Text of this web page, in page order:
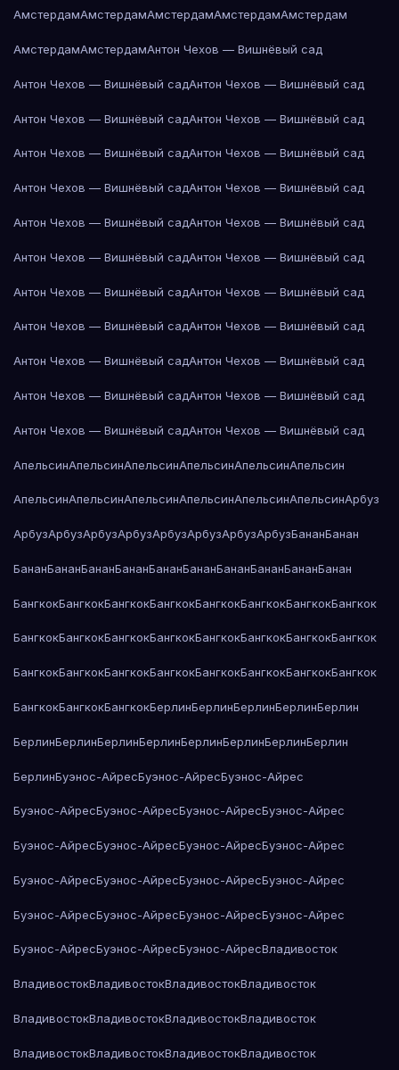
АмстердамАмстердамАмстердамАмстердамАмстердам
АмстердамАмстердамАнтон Чехов — Вишнёвый сад
Антон Чехов — Вишнёвый садАнтон Чехов — Вишнёвый сад
Антон Чехов — Вишнёвый садАнтон Чехов — Вишнёвый сад
Антон Чехов — Вишнёвый садАнтон Чехов — Вишнёвый сад
Антон Чехов — Вишнёвый садАнтон Чехов — Вишнёвый сад
Антон Чехов — Вишнёвый садАнтон Чехов — Вишнёвый сад
Антон Чехов — Вишнёвый садАнтон Чехов — Вишнёвый сад
Антон Чехов — Вишнёвый садАнтон Чехов — Вишнёвый сад
Антон Чехов — Вишнёвый садАнтон Чехов — Вишнёвый сад
Антон Чехов — Вишнёвый садАнтон Чехов — Вишнёвый сад
Антон Чехов — Вишнёвый садАнтон Чехов — Вишнёвый сад
Антон Чехов — Вишнёвый садАнтон Чехов — Вишнёвый сад
АпельсинАпельсинАпельсинАпельсинАпельсинАпельсин
АпельсинАпельсинАпельсинАпельсинАпельсинАпельсинАрбуз
АрбузАрбузАрбузАрбузАрбузАрбузАрбузАрбузБананБанан
БананБананБананБананБананБананБананБананБананБанан
БангкокБангкокБангкокБангкокБангкокБангкокБангкокБангкок
БангкокБангкокБангкокБангкокБангкокБангкокБангкокБангкок
БангкокБангкокБангкокБангкокБангкокБангкокБангкокБангкок
БангкокБангкокБангкокБерлинБерлинБерлинБерлинБерлин
БерлинБерлинБерлинБерлинБерлинБерлинБерлинБерлин
БерлинБуэнос-АйресБуэнос-АйресБуэнос-Айрес
Буэнос-АйресБуэнос-АйресБуэнос-АйресБуэнос-Айрес
Буэнос-АйресБуэнос-АйресБуэнос-АйресБуэнос-Айрес
Буэнос-АйресБуэнос-АйресБуэнос-АйресБуэнос-Айрес
Буэнос-АйресБуэнос-АйресБуэнос-АйресБуэнос-Айрес
Буэнос-АйресБуэнос-АйресБуэнос-АйресВладивосток
ВладивостокВладивостокВладивостокВладивосток
ВладивостокВладивостокВладивостокВладивосток
ВладивостокВладивостокВладивостокВладивосток